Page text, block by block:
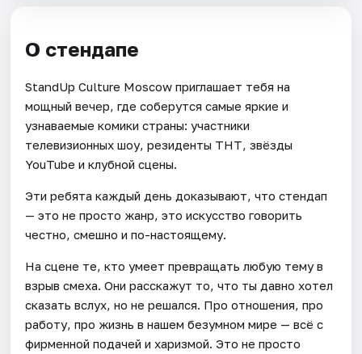
О стендапе
StandUp Culture Moscow приглашает тебя на
мощный вечер, где соберутся самые яркие и
узнаваемые комики страны: участники
телевизионных шоу, резиденты ТНТ, звёзды
YouTube и клубной сцены.
Эти ребята каждый день доказывают, что стендап
— это не просто жанр, это искусство говорить
честно, смешно и по-настоящему.
На сцене те, кто умеет превращать любую тему в
взрыв смеха. Они расскажут то, что ты давно хотел
сказать вслух, но не решался. Про отношения, про
работу, про жизнь в нашем безумном мире — всё с
фирменной подачей и харизмой. Это не просто